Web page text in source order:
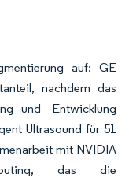
auf: GE
nachdem das
und -Entwicklung
Ultrasound für 51
mit NVIDIA
das die